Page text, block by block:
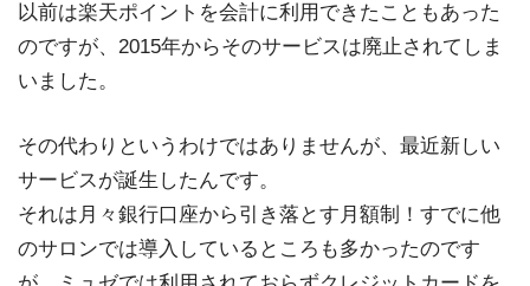
以前は楽天ポイントを会計に利用できたこともあった
のですが、2015年からそのサービスは廃止されてしま
いました。
その代わりというわけではありませんが、最近新しい
サービスが誕生したんです。
それは月々銀行口座から引き落とす月額制！すでに他
のサロンでは導入しているところも多かったのです